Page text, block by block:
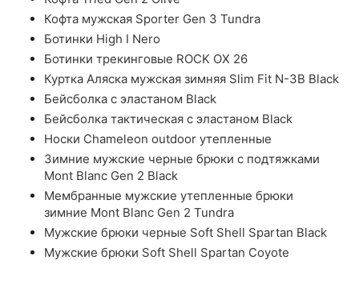
Кофта мужская Sporter Gen 3 Tundra
Ботинки High I Nero
Ботинки трекинговые ROCK OX 26
Куртка Аляска мужская зимняя Slim Fit N-3B Black
Бейсболка с эластаном Black
Бейсболка тактическая с эластаном Black
Носки Chameleon outdoor утепленные
Зимние мужские черные брюки с подтяжками
Mont Blanc Gen 2 Black
Мембранные мужские утепленные брюки
зимние Mont Blanc Gen 2 Tundra
Мужские брюки черные Soft Shell Spartan Black
Мужские брюки Soft Shell Spartan Coyote